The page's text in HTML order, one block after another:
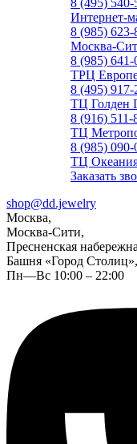
8 (495) 540-
Интернет-
8 (985) 623-
Москва-
8 (985) 641-
ТРЦ
8 (495) 917-
ТЦ Голден
8 (916) 511-
ТЦ
8 (985) 090-
ТЦ
Заказать
shop@dd.jewelry
Москва,
Москва-Сити,
Пресненская
Башня «Город
Пн—Вс 10:00 – 22:00